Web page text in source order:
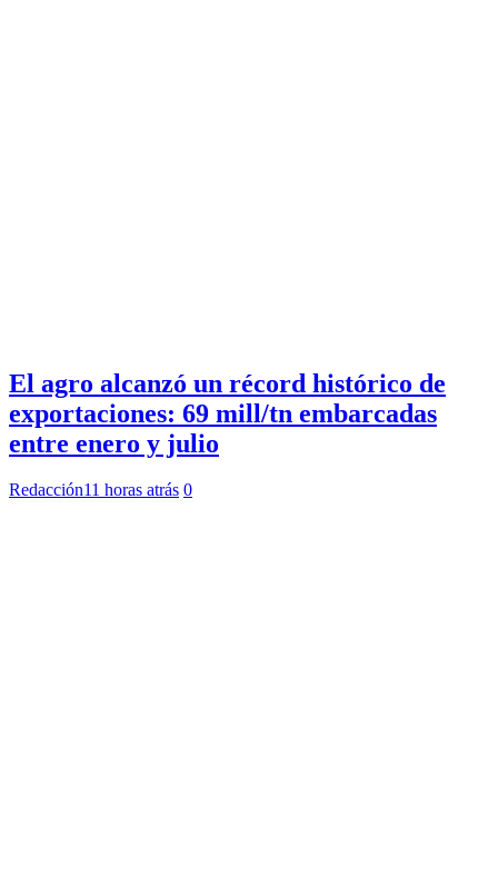
El agro alcanzó un récord histórico de
exportaciones: 69 mill/tn embarcadas
entre enero y julio
Redacción11 horas atrás 0